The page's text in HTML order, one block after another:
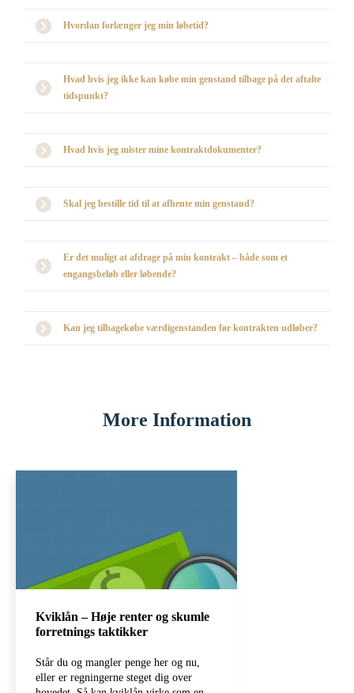
Hvordan forlænger jeg min løbetid?
Hvad hvis jeg ikke kan købe min genstand tilbage på det aftalte
tidspunkt?
Hvad hvis jeg mister mine kontraktdokumenter?
Skal jeg bestille tid til at afhente min genstand?
Er det muligt at afdrage på min kontrakt – både som et
engangsbeløb eller løbende?
Kan jeg tilbagekøbe værdigenstanden før kontrakten udløber?
More Information
Kviklån – Høje renter og skumle
forretnings taktikker
Står du og mangler penge her og nu,
eller er regningerne steget dig over